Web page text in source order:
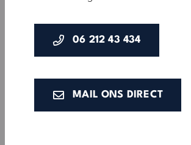
06 212 43 434
MAIL ONS DIRECT